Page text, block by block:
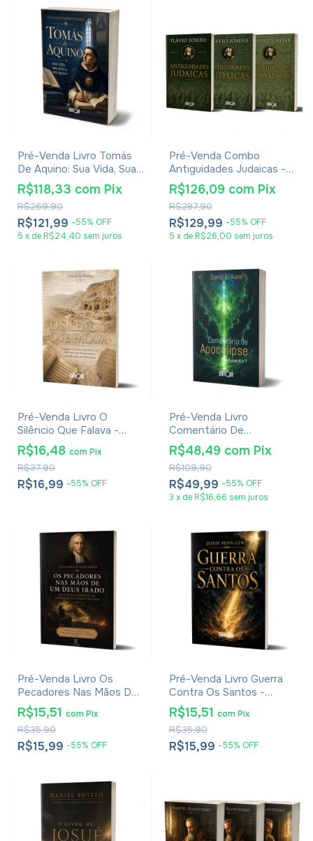
Pré-Venda Livro Tomás
De Aquino: Sua Vida, Sua
Obra E Sua Época -
Eudaldo Forment Giralt
R$121,99 -55% OFF
R$269,90
R$118,33 com Pix
5 x de R$24,40 sem juros
Pré-Venda Combo
Antiguidades Judaicas -
Flávio Josefo
R$129,99 -55% OFF
R$287,90
R$126,09 com Pix
5 x de R$26,00 sem juros
Pré-Venda Livro O
Silêncio Que Falava -
Eduardo De Proença
R$16,99 -55% OFF
R$37,90
R$16,48 comPix
Pré-Venda Livro
Comentário De
Apocalipse 4-7 - David E.
Aune
R$49,99 -55% OFF
R$109,90
R$48,49 com Pix
3 x de R$16,66 sem juros
Pré-Venda Livro Os
Pecadores Nas Mãos De
Um Deus Irado -
Jonathan Edwards
R$15,99 -55% OFF
R$35,90
R$15,51 comPix
Pré-Venda Livro Guerra
Contra Os Santos -
Jessie Penn-Lewis
R$15,99 -55% OFF
R$35,90
R$15,51 com Pix